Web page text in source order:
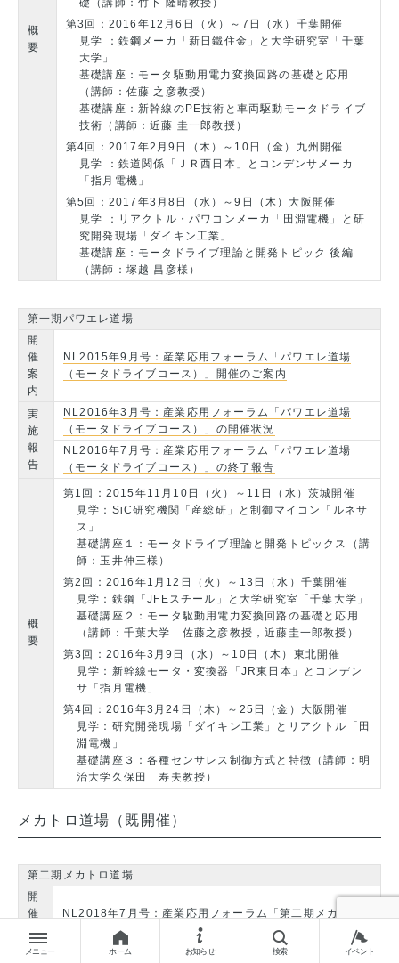
メニュー ホーム お知らせ 検索 イベント
概
要
礎（講師：竹下 隆晴教授）
第3回：2016年12月6日（火）～7日（水）千葉開催
見学 ：鉄鋼メーカ「新日鐵住金」と大学研究室「千葉
大学」
基礎講座：モータ駆動用電力変換回路の基礎と応用
（講師：佐藤 之彦教授）
基礎講座：新幹線のPE技術と車両駆動モータドライブ
技術（講師：近藤 圭一郎教授）
第4回：2017年2月9日（木）～10日（金）九州開催
見学 ：鉄道関係「ＪＲ西日本」とコンデンサメーカ
「指月電機」
第5回：2017年3月8日（水）～9日（木）大阪開催
見学 ：リアクトル・パワコンメーカ「田淵電機」と研
究開発現場「ダイキン工業」
基礎講座：モータドライブ理論と開発トピック 後編
（講師：塚越 昌彦様）
第一期パワエレ道場
開
催
案
内
NL2015年9月号：産業応用フォーラム「パワエレ道場
（モータドライブコース）」開催のご案内
実
施
報
告
NL2016年3月号：産業応用フォーラム「パワエレ道場
（モータドライブコース）」の開催状況
NL2016年7月号：産業応用フォーラム「パワエレ道場
（モータドライブコース）」の終了報告
概
要
第1回：2015年11月10日（火）～11日（水）茨城開催
見学：SiC研究機関「産総研」と制御マイコン「ルネサ
ス」
基礎講座１：モータドライブ理論と開発トピックス（講
師：玉井伸三様）
第2回：2016年1月12日（火）～13日（水）千葉開催
見学：鉄鋼「JFEスチール」と大学研究室「千葉大学」
基礎講座２：モータ駆動用電力変換回路の基礎と応用
（講師：千葉大学 佐藤之彦教授，近藤圭一郎教授）
第3回：2016年3月9日（水）～10日（木）東北開催
見学：新幹線モータ・変換器「JR東日本」とコンデン
サ「指月電機」
第4回：2016年3月24日（木）～25日（金）大阪開催
見学：研究開発現場「ダイキン工業」とリアクトル「田
淵電機」
基礎講座３：各種センサレス制御方式と特徴（講師：明
治大学久保田 寿夫教授）
メカトロ道場（既開催）
第二期メカトロ道場
開
催
案
内
NL2018年7月号：産業応用フォーラム「第二期メカトロ
道場」開催のご案内